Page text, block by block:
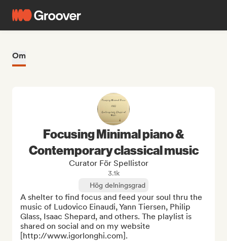
Om
Focusing Minimal piano &
Contemporary classical music
Curator För Spellistor
3.1k
Hög delningsgrad
A shelter to find focus and feed your soul thru the
music of Ludovico Einaudi, Yann Tiersen, Philip
Glass, Isaac Shepard, and others. The playlist is
shared on social and on my website
[http://www.igorlonghi.com].